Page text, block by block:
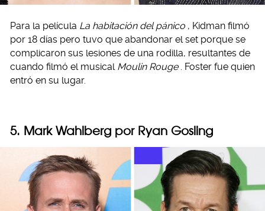
Para la película La habitación del pánico , Kidman filmó
por 18 días pero tuvo que abandonar el set porque se
complicaron sus lesiones de una rodilla, resultantes de
cuando filmó el musical Moulin Rouge . Foster fue quien
entró en su lugar.
5. Mark Wahlberg por Ryan Gosling